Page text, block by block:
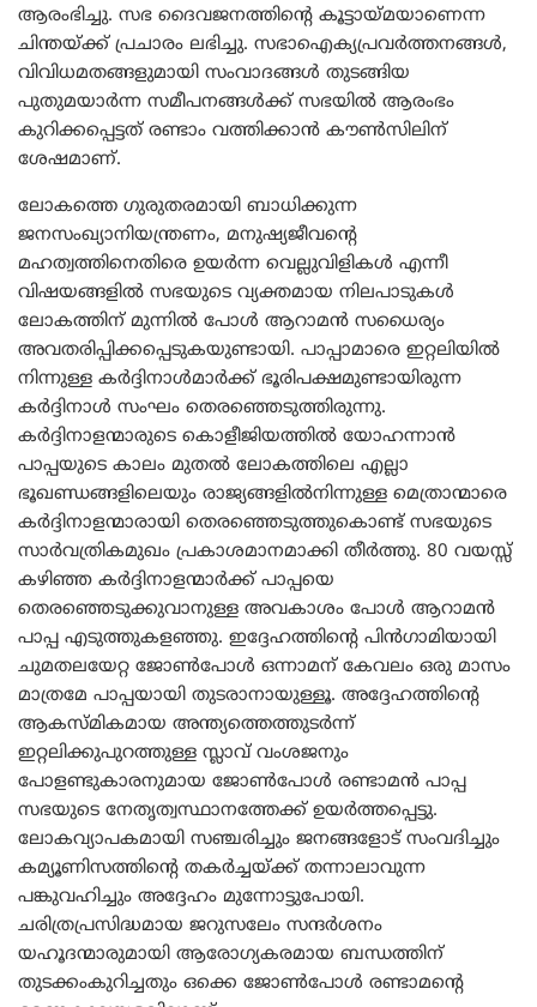
ആരംഭിച്ചു. സഭ ദൈവജനത്തിന്‍റെ കൂട്ടായ്മയാണെന്ന
ചിന്തയ്ക്ക് പ്രചാരം ലഭിച്ചു. സഭാഐക്യപ്രവര്‍ത്തനങ്ങള്‍,
വിവിധമതങ്ങളുമായി സംവാദങ്ങള്‍ തുടങ്ങിയ
പുതുമയാര്‍ന്ന സമീപനങ്ങള്‍ക്ക് സഭയില്‍ ആരംഭം
കുറിക്കപ്പെട്ടത് രണ്ടാം വത്തിക്കാന്‍ കൗണ്‍സിലിന്
ശേഷമാണ്.
ലോകത്തെ ഗുരുതരമായി ബാധിക്കുന്ന
ജനസംഖ്യാനിയന്ത്രണം, മനുഷ്യജീവന്‍റെ
മഹത്വത്തിനെതിരെ ഉയര്‍ന്ന വെല്ലുവിളികള്‍ എന്നീ
വിഷയങ്ങളില്‍ സഭയുടെ വ്യക്തമായ നിലപാടുകള്‍
ലോകത്തിന് മുന്നില്‍ പോള്‍ ആറാമന്‍ സധൈര്യം
അവതരിപ്പിക്കപ്പെടുകയുണ്ടായി. പാപ്പാമാരെ ഇറ്റലിയില്‍
നിന്നുള്ള കര്‍ദ്ദിനാള്‍മാര്‍ക്ക് ഭൂരിപക്ഷമുണ്ടായിരുന്ന
കര്‍ദ്ദിനാള്‍ സംഘം തെരഞ്ഞെടുത്തിരുന്നു.
കര്‍ദ്ദിനാളന്മാരുടെ കൊളീജിയത്തില്‍ യോഹന്നാന്‍
പാപ്പയുടെ കാലം മുതല്‍ ലോകത്തിലെ എല്ലാ
ഭൂഖണ്ഡങ്ങളിലെയും രാജ്യങ്ങളില്‍നിന്നുള്ള മെത്രാന്മാരെ
കര്‍ദ്ദിനാളന്മാരായി തെരഞ്ഞെടുത്തുകൊണ്ട് സഭയുടെ
സാര്‍വത്രികമുഖം പ്രകാശമാനമാക്കി തീര്‍ത്തു. 80 വയസ്സ്
കഴിഞ്ഞ കര്‍ദ്ദിനാളന്മാര്‍ക്ക് പാപ്പയെ
തെരഞ്ഞെടുക്കുവാനുള്ള അവകാശം പോള്‍ ആറാമന്‍
പാപ്പ എടുത്തുകളഞ്ഞു. ഇദ്ദേഹത്തിന്‍റെ പിന്‍ഗാമിയായി
ചുമതലയേറ്റ ജോണ്‍പോള്‍ ഒന്നാമന് കേവലം ഒരു മാസം
മാത്രമേ പാപ്പയായി തുടരാനായുള്ളൂ. അദ്ദേഹത്തിന്‍റെ
ആകസ്മികമായ അന്ത്യത്തെത്തുടര്‍ന്ന്
ഇറ്റലിക്കുപുറത്തുള്ള സ്ലാവ് വംശജനും
പോളണ്ടുകാരനുമായ ജോണ്‍പോള്‍ രണ്ടാമന്‍ പാപ്പ
സഭയുടെ നേതൃത്വസ്ഥാനത്തേക്ക് ഉയര്‍ത്തപ്പെട്ടു.
ലോകവ്യാപകമായി സഞ്ചരിച്ചും ജനങ്ങളോട് സംവദിച്ചും
കമ്യൂണിസത്തിന്‍റെ തകര്‍ച്ചയ്ക്ക് തന്നാലാവുന്ന
പങ്കുവഹിച്ചും അദ്ദേഹം മുന്നോട്ടുപോയി.
ചരിത്രപ്രസിദ്ധമായ ജറുസലേം സന്ദര്‍ശനം
യഹൂദന്മാരുമായി ആരോഗ്യകരമായ ബന്ധത്തിന്
തുടക്കംകുറിച്ചതും ഒക്കെ ജോണ്‍പോള്‍ രണ്ടാമന്‍റെ